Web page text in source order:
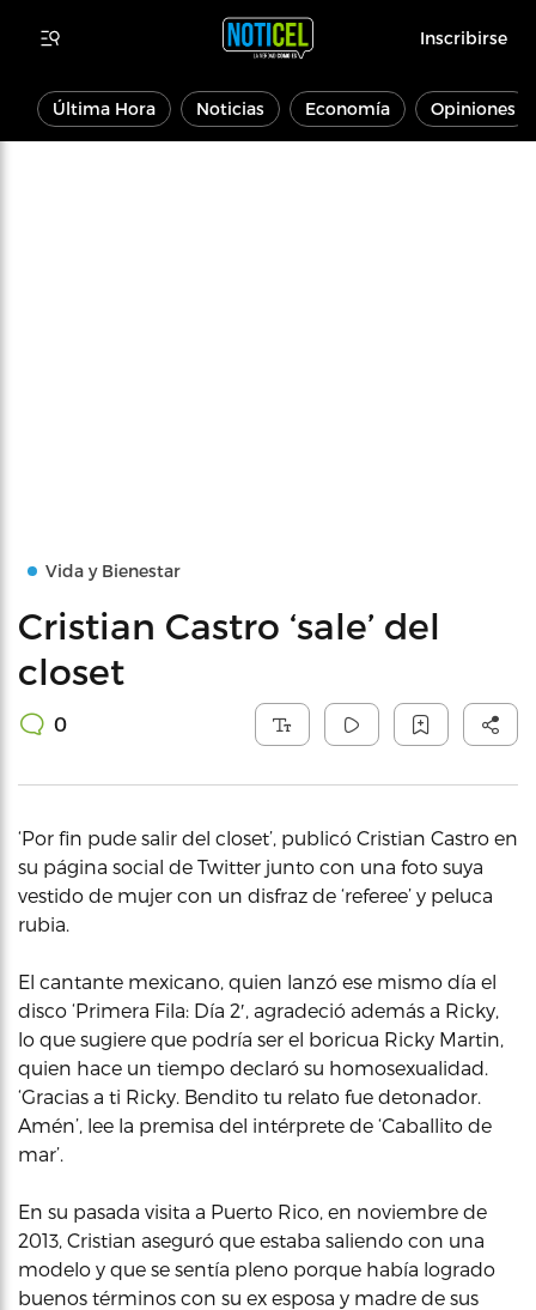
Inscribirse
Última Hora Noticias Economía Opiniones
Vida y Bienestar
Cristian Castro ‘sale’ del
closet
0
‘Por fin pude salir del closet’, publicó Cristian Castro en
su página social de Twitter junto con una foto suya
vestido de mujer con un disfraz de ‘referee’ y peluca
rubia.
El cantante mexicano, quien lanzó ese mismo día el
disco ‘Primera Fila: Día 2′, agradeció además a Ricky,
lo que sugiere que podría ser el boricua Ricky Martin,
quien hace un tiempo declaró su homosexualidad.
‘Gracias a ti Ricky. Bendito tu relato fue detonador.
Amén’, lee la premisa del intérprete de ‘Caballito de
mar’.
En su pasada visita a Puerto Rico, en noviembre de
2013, Cristian aseguró que estaba saliendo con una
modelo y que se sentía pleno porque había logrado
buenos términos con su ex esposa y madre de sus